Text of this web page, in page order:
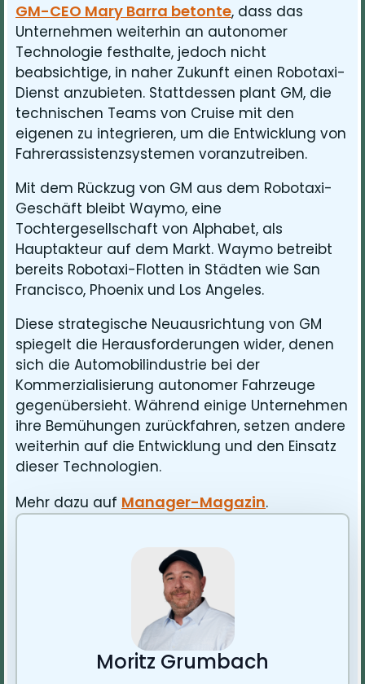
GM-CEO Mary Barra betonte, dass das
Unternehmen weiterhin an autonomer
Technologie festhalte, jedoch nicht
beabsichtige, in naher Zukunft einen Robotaxi-
Dienst anzubieten. Stattdessen plant GM, die
technischen Teams von Cruise mit den
eigenen zu integrieren, um die Entwicklung von
Fahrerassistenzsystemen voranzutreiben.
Mit dem Rückzug von GM aus dem Robotaxi-
Geschäft bleibt Waymo, eine
Tochtergesellschaft von Alphabet, als
Hauptakteur auf dem Markt. Waymo betreibt
bereits Robotaxi-Flotten in Städten wie San
Francisco, Phoenix und Los Angeles.
Diese strategische Neuausrichtung von GM
spiegelt die Herausforderungen wider, denen
sich die Automobilindustrie bei der
Kommerzialisierung autonomer Fahrzeuge
gegenübersieht. Während einige Unternehmen
ihre Bemühungen zurückfahren, setzen andere
weiterhin auf die Entwicklung und den Einsatz
dieser Technologien.
Mehr dazu auf Manager-Magazin.
Moritz Grumbach